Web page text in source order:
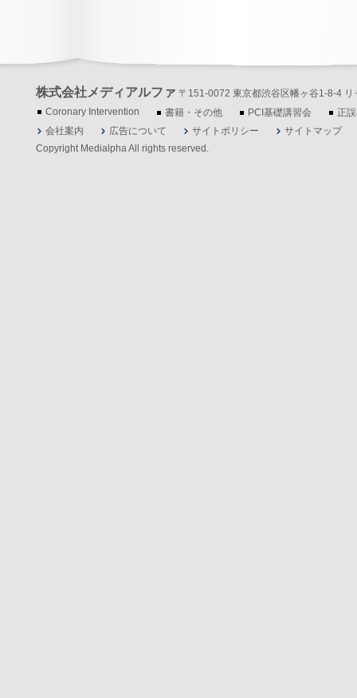
株式会社メディアルファ 〒151-0072 東京都渋谷区幡ヶ谷1-8-4
Coronary Intervention
書籍・その他 PCI基礎講習会
正
会社案内
広告について サイトポリシー
サイトマップ
Copyright Medialpha All rights reserved.